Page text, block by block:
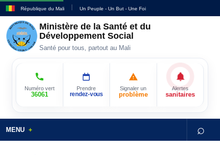
République du Mali Un Peuple - Un But - Une Foi
Ministère de la Santé et du
Développement Social
Santé pour tous, partout au Mali
Numéro vert
36061
Prendre
rendez-vous
Signaler un
problème
Alertes
sanitaires
MENU ⌕